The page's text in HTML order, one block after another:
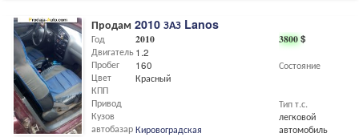
Продам 2010 ЗАЗ Lanos
3800$
Состояние
Тип т.с.
легковой
автомобиль
Год
Двигатель
Пробег
Цвет
КПП
Привод
Кузов
автобазар
2010
1.2
160
Красный
Кировоградская